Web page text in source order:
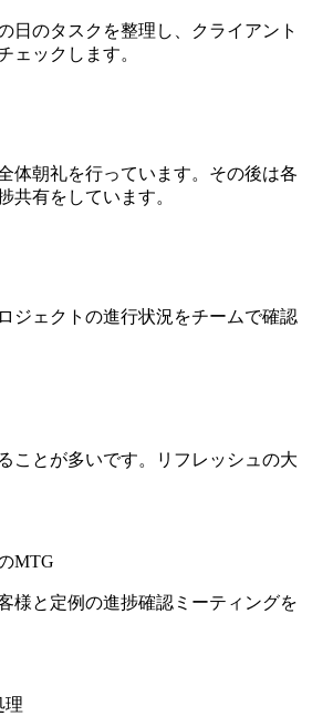
日のタスクを整理し、クライアント
ェックします。
体朝礼を行っています。その後は各
共有をしています。
ジェクトの進行状況をチームで確認
ことが多いです。リフレッシュの大
MTG
様と定例の進捗確認ミーティングを
理